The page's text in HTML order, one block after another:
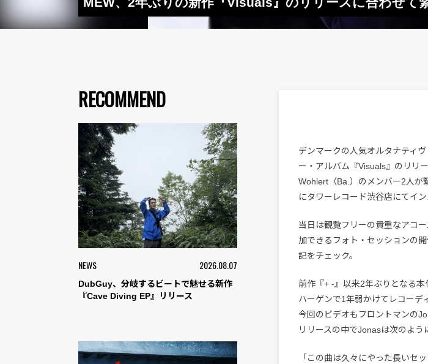
RECOMMEND
NEWS 2026.08.07
DubGuy、分岐するビートで魅せる新作
『Cave Diving EP』リリース
デンマークの人気オルタナティ
ー・アルバム『Visuals』のリリ
Wohlert（Ba.）のメンバー2人が
にタワーレコード渋谷店にてイ
当日は観覧フリーの貴重なアコ
加できるフォト・セッションの
記をチェック。
前作『+ -』以来2年ぶりとなる
ハーゲンで1年弱かけてレコーデ
今回のビデオもフロントマンの
リリースの中でJonasは次のよう
「この曲は久々にやった長いセ